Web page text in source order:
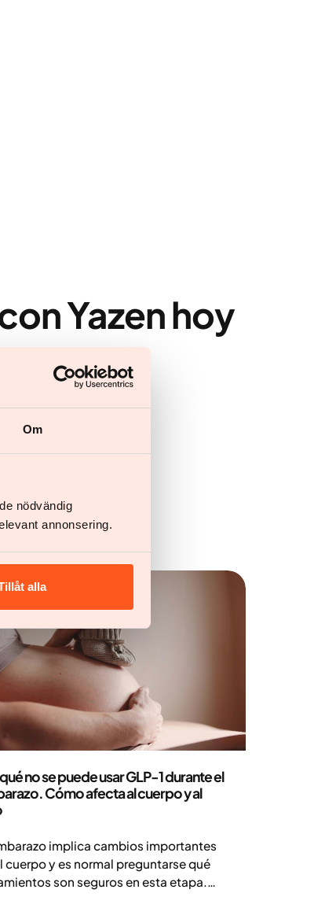
Om
nödvändig
annonsering.
alla
Yazen hoy
no se puede usar GLP-1 durante el
Cómo afecta al cuerpo y al
implica cambios importantes
cuerpo y es normal preguntarse qué
son seguros en esta etapa.